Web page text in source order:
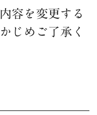
容を変更する
じめご了承く